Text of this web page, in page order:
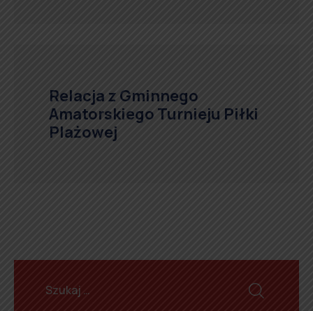
Relacja z Gminnego
Amatorskiego Turnieju Piłki
Plażowej